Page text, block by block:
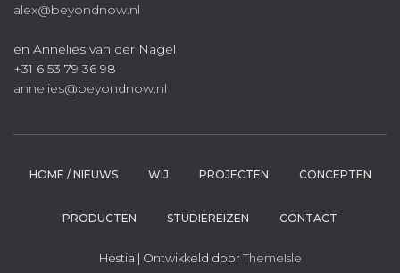
alex@beyondnow.nl
en Annelies van der Nagel
+31 6 53 79 36 98
annelies@beyondnow.nl
HOME / NIEUWS WIJ PROJECTEN CONCEPTEN
PRODUCTEN STUDIEREIZEN CONTACT
Hestia | Ontwikkeld doorThemeIsle